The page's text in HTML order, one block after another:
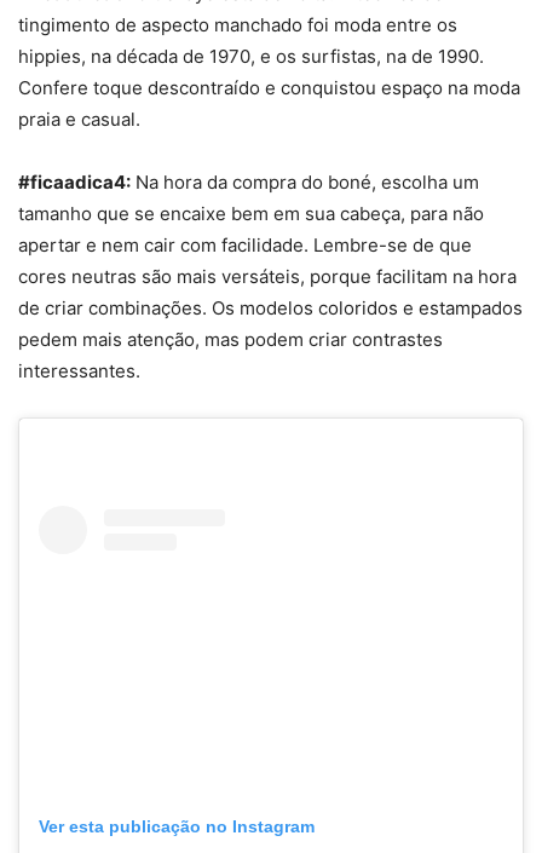
tingimento de aspecto manchado foi moda entre os
hippies, na década de 1970, e os surfistas, na de 1990.
Confere toque descontraído e conquistou espaço na moda
praia e casual.
#ficaadica4: Na hora da compra do boné, escolha um
tamanho que se encaixe bem em sua cabeça, para não
apertar e nem cair com facilidade. Lembre-se de que
cores neutras são mais versáteis, porque facilitam na hora
de criar combinações. Os modelos coloridos e estampados
pedem mais atenção, mas podem criar contrastes
interessantes.
Ver esta publicação no Instagram